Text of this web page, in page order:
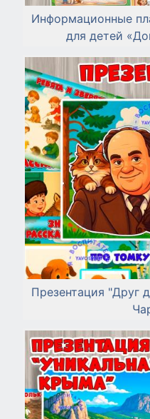
Информационные
для детей
Презентация "Друг